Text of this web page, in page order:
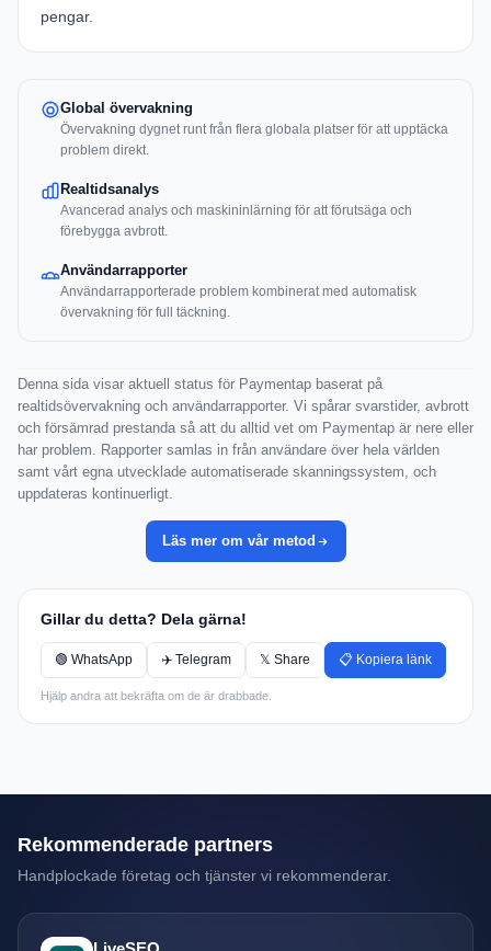
pengar.
Global övervakning
Övervakning dygnet runt från flera globala platser för att upptäcka
problem direkt.
Realtidsanalys
Avancerad analys och maskininlärning för att förutsäga och
förebygga avbrott.
Användarrapporter
Användarrapporterade problem kombinerat med automatisk
övervakning för full täckning.
Denna sida visar aktuell status för Paymentap baserat på
realtidsövervakning och användarrapporter. Vi spårar svarstider, avbrott
och försämrad prestanda så att du alltid vet om Paymentap är nere eller
har problem. Rapporter samlas in från användare över hela världen
samt vårt egna utvecklade automatiserade skanningssystem, och
uppdateras kontinuerligt.
Läs mer om vår metod
Gillar du detta? Dela gärna!
🟢 WhatsApp ✈️ Telegram 𝕏 Share 📋 Kopiera länk
Hjälp andra att bekräfta om de är drabbade.
Rekommenderade partners
Handplockade företag och tjänster vi rekommenderar.